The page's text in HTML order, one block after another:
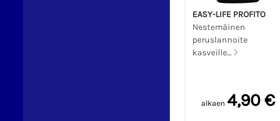
EASY-LIFE PROFITO
Nestemäinen
peruslannoite
kasveille...
alkaen 4,90 €